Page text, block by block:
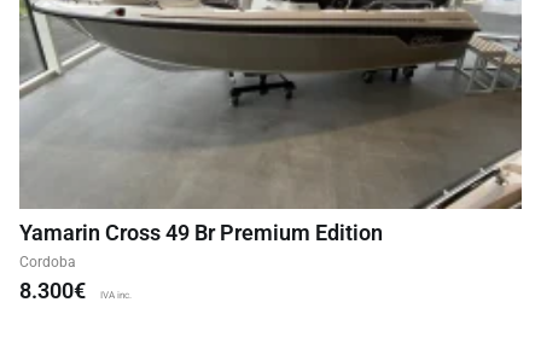
Yamarin Cross 49 Br Premium Edition
Cordoba
8.300€ IVA inc.